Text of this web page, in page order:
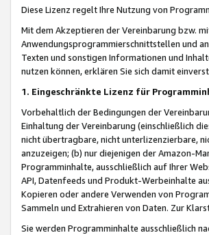
Diese Lizenz regelt Ihre Nutzung von
Mit dem Akzeptieren der Vereinbarung bzw.
Anwendungsprogrammierschnittstellen und
Texten und sonstigen Informationen und
nutzen können, erklären Sie sich damit
1. Eingeschränkte Lizenz für
Vorbehaltlich der Bedingungen der
Einhaltung der Vereinbarung (einschließlich
nicht übertragbare, nicht unterlizenzierbare,
anzuzeigen; (b) nur diejenigen der Amazon-
Programminhalte, ausschließlich auf Ihrer
API, Datenfeeds und Produkt-Werbeinhalte
Kopieren oder andere Verwenden von
Sammeln und Extrahieren von Daten. Zur
Sie werden Programminhalte ausschließlich